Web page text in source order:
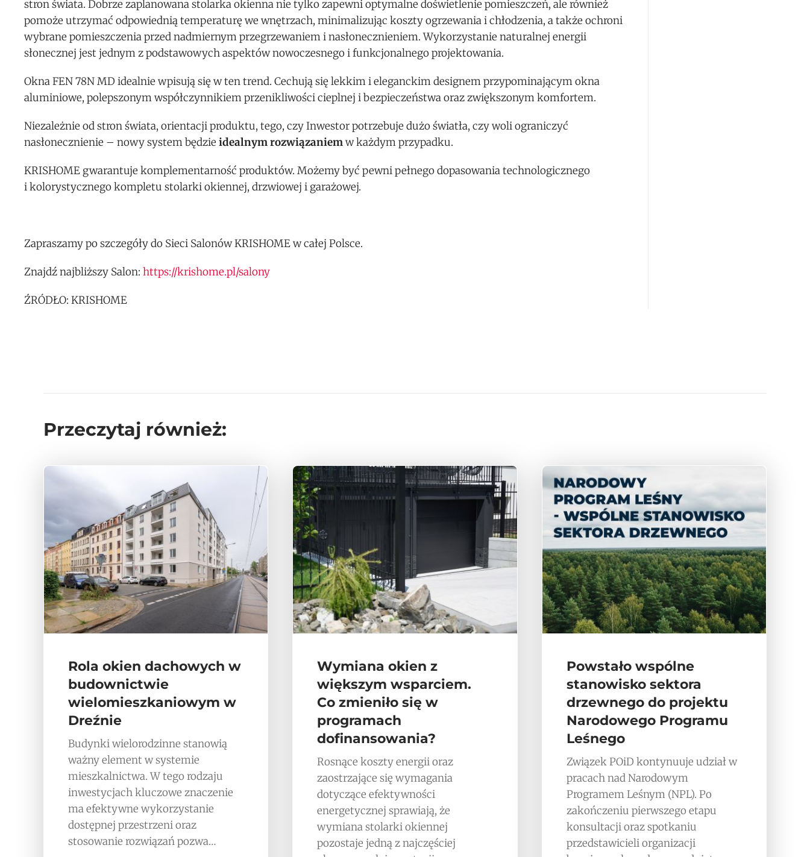
stron świata. Dobrze zaplanowana stolarka okienna nie tylko zapewni optymalne doświetlenie pomieszczeń, ale również
pomoże utrzymać odpowiednią temperaturę we wnętrzach, minimalizując koszty ogrzewania i chłodzenia, a także ochroni
wybrane pomieszczenia przed nadmiernym przegrzewaniem i nasłonecznieniem. Wykorzystanie naturalnej energii
słonecznej jest jednym z podstawowych aspektów nowoczesnego i funkcjonalnego projektowania.
Okna FEN 78N MD idealnie wpisują się w ten trend. Cechują się lekkim i eleganckim designem przypominającym okna
aluminiowe, polepszonym współczynnikiem przenikliwości cieplnej i bezpieczeństwa oraz zwiększonym komfortem.
Niezależnie od stron świata, orientacji produktu, tego, czy Inwestor potrzebuje dużo światła, czy woli ograniczyć
nasłonecznienie – nowy system będzie idealnym rozwiązaniemw każdym przypadku.
KRISHOME gwarantuje komplementarność produktów. Możemy być pewni pełnego dopasowania technologicznego
i kolorystycznego kompletu stolarki okiennej, drzwiowej i garażowej.
Zapraszamy po szczegóły do Sieci Salonów KRISHOME w całej Polsce.
Znajdź najbliższy Salon: https://krishome.pl/salony
ŹRÓDŁO: KRISHOME
Przeczytaj również:
Rola okien dachowych w
budownictwie
wielomieszkaniowym w
Dreźnie
Budynki wielorodzinne stanowią
ważny element w systemie
mieszkalnictwa. W tego rodzaju
inwestycjach kluczowe znaczenie
ma efektywne wykorzystanie
dostępnej przestrzeni oraz
stosowanie rozwiązań pozwa…
Wymiana okien z
większym wsparciem.
Co zmieniło się w
programach
dofinansowania?
Rosnące koszty energii oraz
zaostrzające się wymagania
dotyczące efektywności
energetycznej sprawiają, że
wymiana stolarki okiennej
pozostaje jedną z najczęściej
Powstało wspólne
stanowisko sektora
drzewnego do projektu
Narodowego Programu
Leśnego
Związek POiD kontynuuje udział w
pracach nad Narodowym
Programem Leśnym (NPL). Po
zakończeniu pierwszego etapu
konsultacji oraz spotkaniu
przedstawicieli organizacji